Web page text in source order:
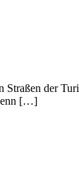
der
[…]